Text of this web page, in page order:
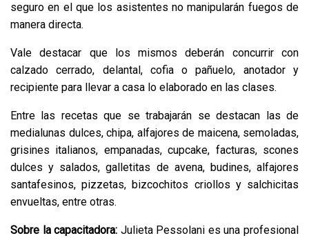
seguro en el que los asistentes no manipularán fuegos de
manera directa.
Vale destacar que los mismos deberán concurrir con
calzado cerrado, delantal, cofia o pañuelo, anotador y
recipiente para llevar a casa lo elaborado en las clases.
Entre las recetas que se trabajarán se destacan las de
medialunas dulces, chipa, alfajores de maicena, semoladas,
grisines italianos, empanadas, cupcake, facturas, scones
dulces y salados, galletitas de avena, budines, alfajores
santafesinos, pizzetas, bizcochitos criollos y salchicitas
envueltas, entre otras.
Sobre la capacitadora: Julieta Pessolani es una profesional